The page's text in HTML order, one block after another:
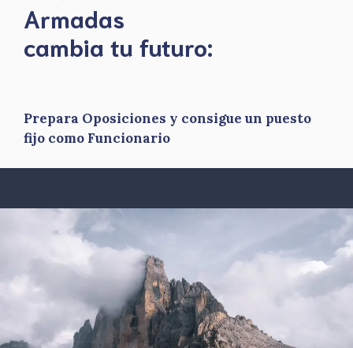
Armadas
​cambia tu futuro:
Prepara Oposiciones y consigue un puesto
fijo como Funcionario